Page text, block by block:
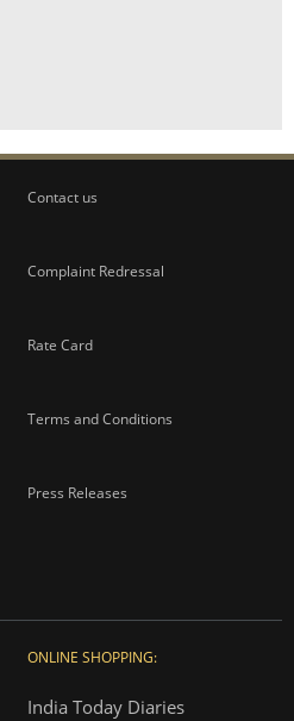
Contact us
Complaint Redressal
Rate Card
Terms and Conditions
Press Releases
ONLINE SHOPPING:
India Today Diaries